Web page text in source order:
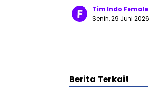
Tim Indo Female
Senin, 29 Juni 2026
Berita Terkait